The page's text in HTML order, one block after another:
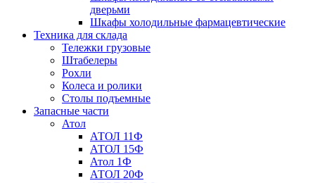
дверьми
Шкафы холодильные фармацевтические
Техника для склада
Тележки грузовые
Штабелеры
Рохли
Колеса и ролики
Столы подъемные
Запасные части
Атол
АТОЛ 11Ф
АТОЛ 15Ф
Атол 1Ф
АТОЛ 20Ф